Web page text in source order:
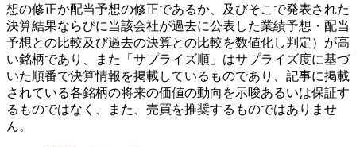
想の修正か配当予想の修正であるか、及びそこで発表された
決算結果ならびに当該会社が過去に公表した業績予想・配当
予想との比較及び過去の決算との比較を数値化し判定）が高
い銘柄であり、また「サプライズ順」はサプライズ度に基づ
いた順番で決算情報を掲載しているものであり、記事に掲載
されている各銘柄の将来の価値の動向を示唆あるいは保証す
るものではなく、また、売買を推奨するものではありませ
ん。